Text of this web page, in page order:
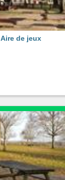
Aire de jeux